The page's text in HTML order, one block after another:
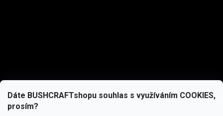
Dáte BUSHCRAFTshopu souhlas s využíváním COOKIES,
prosím?